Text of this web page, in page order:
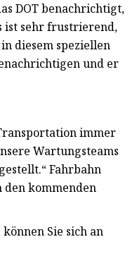
DOT benachrichtigt,
ist sehr frustrierend,
diesem speziellen
und er
immer
Wartungsteams
Fahrbahn
kommenden
Sie sich an